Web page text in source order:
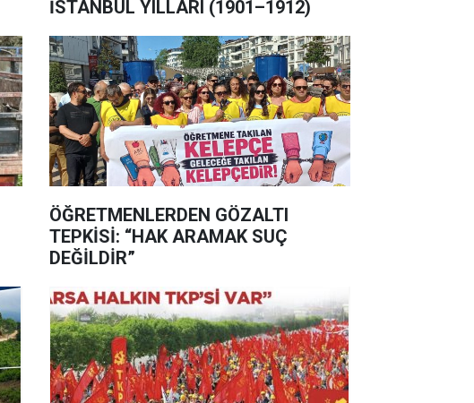
İSTANBUL YILLARI (1901–1912)
ÖĞRETMENLERDEN GÖZALTI
TEPKİSİ: “HAK ARAMAK SUÇ
DEĞİLDİR”